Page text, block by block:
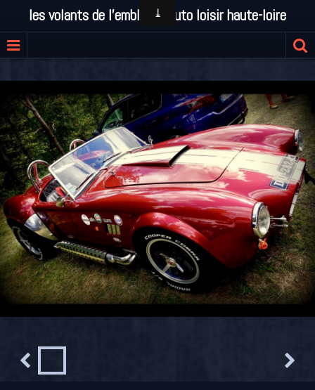
les volants de l'emblavez auto loisir haute-loire